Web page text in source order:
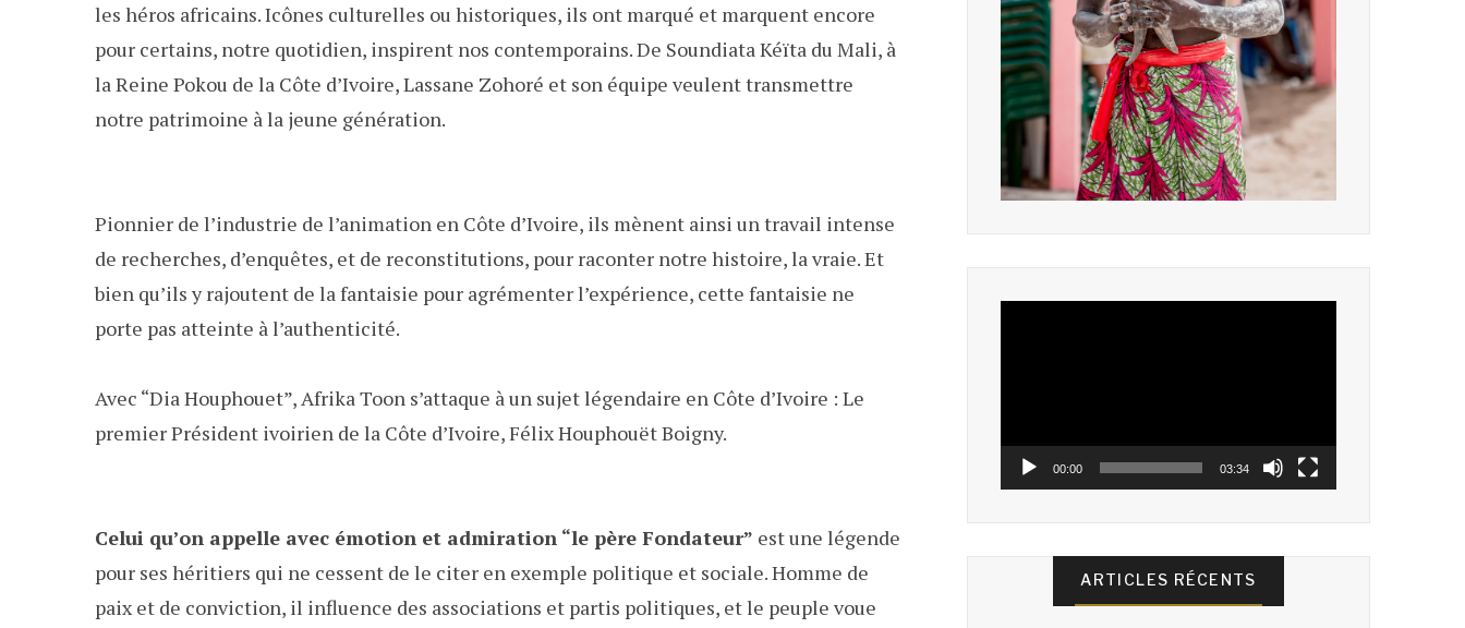
les héros africains. Icônes culturelles ou historiques, ils ont marqué et marquent encore
pour certains, notre quotidien, inspirent nos contemporains. De Soundiata Kéïta du Mali, à
la Reine Pokou de la Côte d’Ivoire, Lassane Zohoré et son équipe veulent transmettre
notre patrimoine à la jeune génération.
Pionnier de l’industrie de l’animation en Côte d’Ivoire, ils mènent ainsi un travail intense
de recherches, d’enquêtes, et de reconstitutions, pour raconter notre histoire, la vraie. Et
bien qu’ils y rajoutent de la fantaisie pour agrémenter l’expérience, cette fantaisie ne
porte pas atteinte à l’authenticité.
Avec “Dia Houphouet”, Afrika Toon s’attaque à un sujet légendaire en Côte d’Ivoire : Le
premier Président ivoirien de la Côte d’Ivoire, Félix Houphouët Boigny.
Celui qu’on appelle avec émotion et admiration “le père Fondateur” est une légende
pour ses héritiers qui ne cessent de le citer en exemple politique et sociale. Homme de
paix et de conviction, il influence des associations et partis politiques, et le peuple voue
00:00 03:34
ARTICLES RÉCENTS